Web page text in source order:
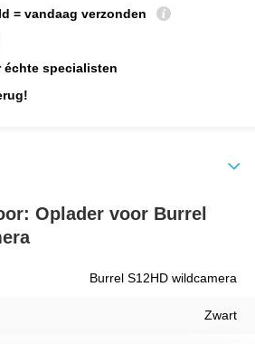
= vandaag verzonden
échte specialisten
Oplader voor Burrel
Burrel S12HD wildcamera
Zwart